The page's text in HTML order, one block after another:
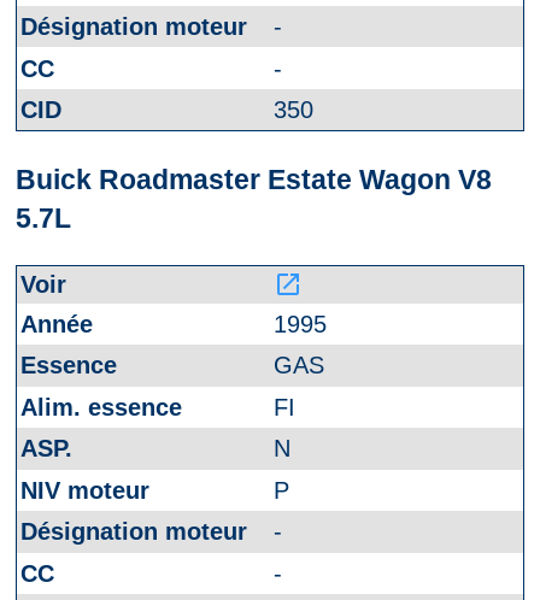
-
-
350
Buick Roadmaster Estate Wagon V8
5.7L
launch
1995
GAS
FI
N
P
-
-